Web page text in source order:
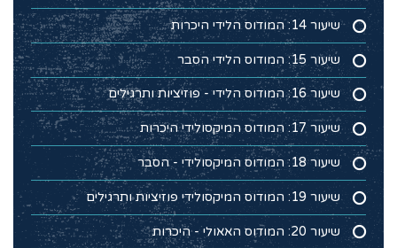
שיעור 14: המודוס הלידי היכרות
שיעור 15: המודוס הלידי הסבר
שיעור 16: המודוס הלידי - פוזיציות ותרגילים
שיעור 17: המודוס המיקסולידי היכרות
שיעור 18: המודוס המיקסולידי - הסבר
שיעור 19: המודוס המיקסולידי פוזיציות ותרגילים
שיעור 20: המודוס האאולי - היכרות